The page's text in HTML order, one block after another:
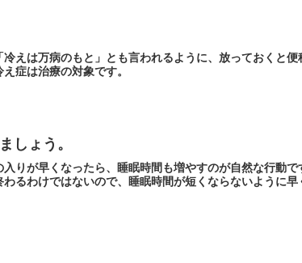
えは万病のもと」とも言われるように、放っておくと
症は治療の対象です。
しょう。
りが早くなったら、睡眠時間も増やすのが自然な行動
るわけではないので、睡眠時間が短くならないように早